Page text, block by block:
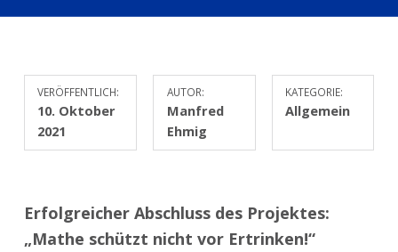
VERÖFFENTLICH:
10. Oktober
2021
AUTOR:
Manfred
Ehmig
KATEGORIE:
Allgemein
Erfolgreicher Abschluss des Projektes:
„Mathe schützt nicht vor Ertrinken!“